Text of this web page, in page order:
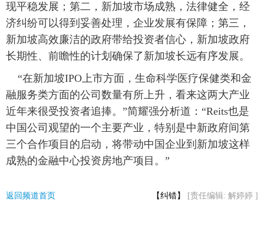
现平稳发展；第二，新加坡市场成熟，法律健全，经
济纠纷可以得到妥善处理，企业发展有保障；第三，
新加坡高效廉洁的政府带给投资者信心，新加坡政府
长期性、前瞻性的计划确保了新加坡长远有序发展。
“在新加坡IPO上市方面，生命科学医疗保健类和金
融服务类方面的公司数量有所上升，看来这两大产业
近年来很受投资者追捧。”简耀强分析道：“Reits也是
中国公司观望的一个主要产业，特别是中新政府间第
三个合作项目的启动，将带动中国企业到新加坡这样
成熟的金融中心投资房地产项目。”
返回频道首页 【纠错】 [责任编辑: 解婷婷 ]